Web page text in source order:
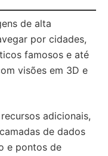
de alta
por cidades,
famosos e até
visões em 3D e
adicionais,
de dados
e pontos de